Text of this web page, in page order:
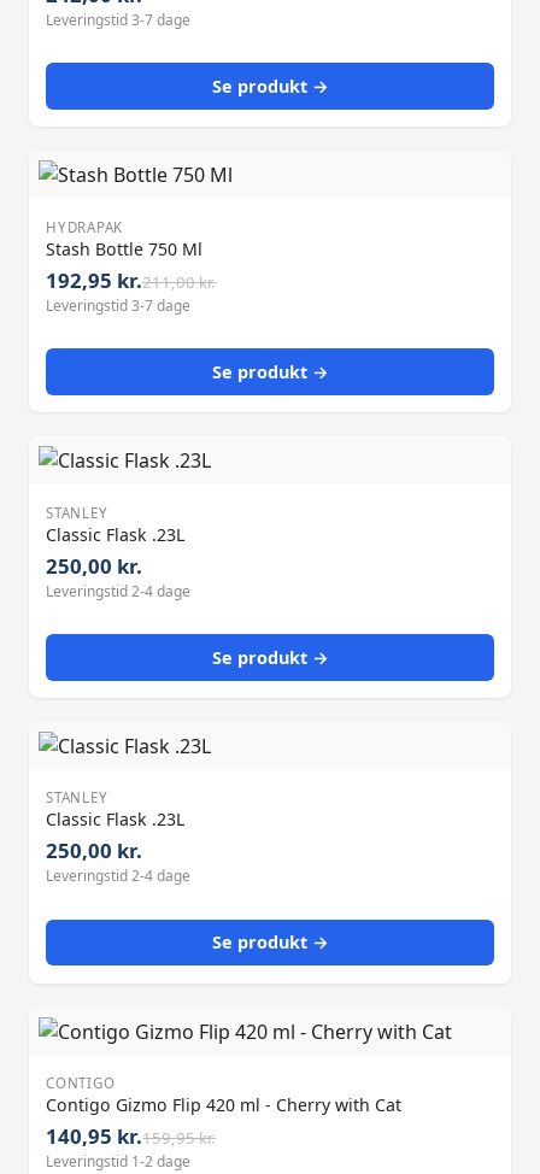
Leveringstid 3-7 dage
Se produkt →
HYDRAPAK
Stash Bottle 750 Ml
192,95 kr.211,00 kr.
Leveringstid 3-7 dage
Se produkt →
STANLEY
Classic Flask .23L
250,00 kr.
Leveringstid 2-4 dage
Se produkt →
STANLEY
Classic Flask .23L
250,00 kr.
Leveringstid 2-4 dage
Se produkt →
CONTIGO
Contigo Gizmo Flip 420 ml - Cherry with Cat
140,95 kr.159,95 kr.
Leveringstid 1-2 dage